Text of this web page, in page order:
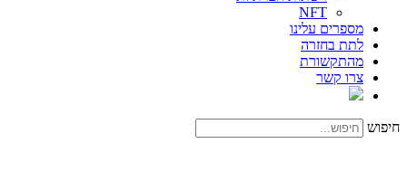
NFT
מספרים עלינו
לתת בחזרה
מהתקשורת
צרו קשר
חיפוש